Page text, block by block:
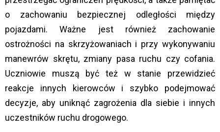
o zachowaniu bezpiecznej odległości między
pojazdami. Ważne jest również zachowanie
ostrożności na skrzyżowaniach i przy wykonywaniu
manewrów skrętu, zmiany pasa ruchu czy cofania.
Uczniowie muszą być też w stanie przewidzieć
reakcje innych kierowców i szybko podejmować
decyzje, aby uniknąć zagrożenia dla siebie i innych
uczestników ruchu drogowego.